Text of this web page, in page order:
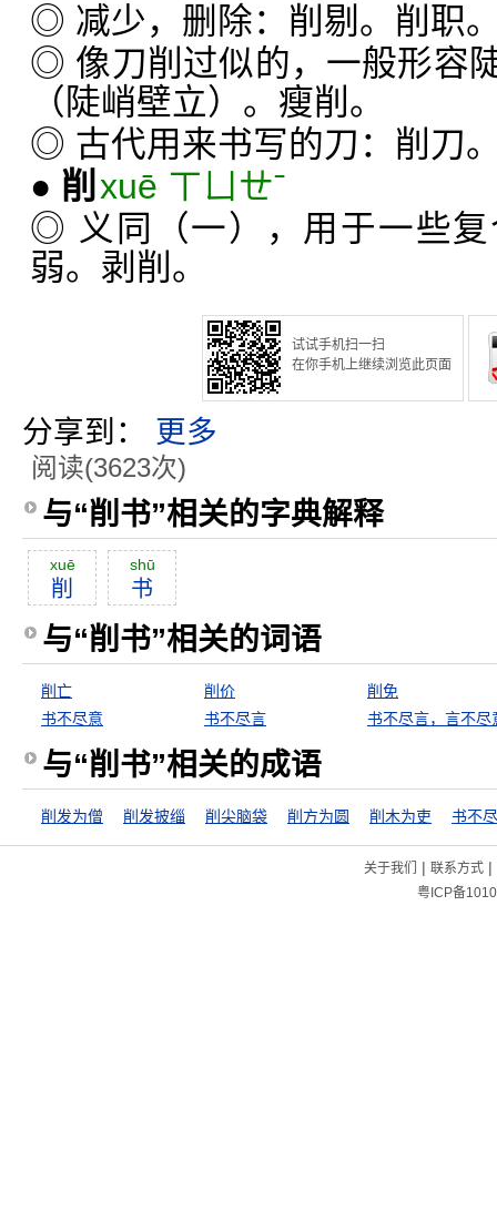
◎ 减少，删除：削剔。削职
◎ 像刀削过似的，一般形容
（陡峭壁立）。瘦削。
◎ 古代用来书写的刀：削刀
● 削 xuē ㄒㄩㄝˉ
◎ 义同（一），用于一些
弱。剥削。
试试手机扫一扫
在你手机上继续浏览此页面
分享到： 更多
阅读(3623次)
与“削书”相关的字典解释
xuē
削
shū
书
与“削书”相关的词语
削亡 削价
削免
书不尽意
书不尽言 书不尽言，言不尽
与“削书”相关的成语
削发为僧 削发披缁 削尖脑袋 削方为圆 削木为吏 书不
关于我们 | 联系方式|
粤ICP备